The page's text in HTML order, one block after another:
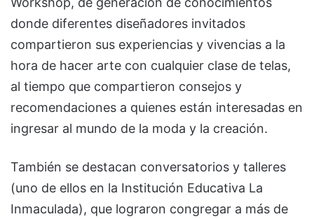
donde diferentes diseñadores invitados
compartieron sus experiencias y vivencias a la
hora de hacer arte con cualquier clase de telas,
al tiempo que compartieron consejos y
recomendaciones a quienes están interesadas en
ingresar al mundo de la moda y la creación.
También se destacan conversatorios y talleres
(uno de ellos en la Institución Educativa La
Inmaculada), que lograron congregar a más de